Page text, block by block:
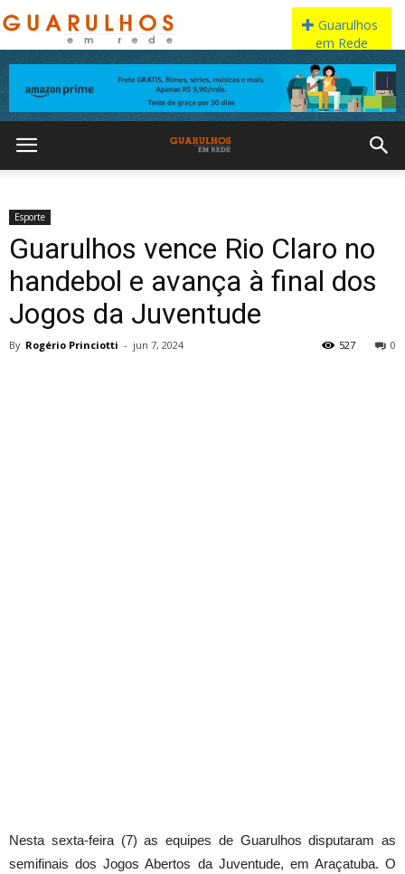
Esporte
Guarulhos vence Rio Claro no
handebol e avança à final dos
Jogos da Juventude
By Rogério Princiotti - jun 7, 2024 0
527
Nesta sexta-feira (7) as equipes de Guarulhos disputaram as
semifinais dos Jogos Abertos da Juventude, em Araçatuba. O